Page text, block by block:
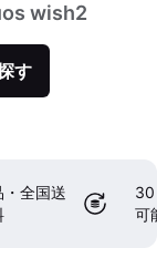
wish2
す
・全国送
30
可